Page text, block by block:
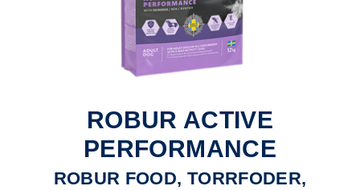
ROBUR ACTIVE
PERFORMANCE
ROBUR FOOD, TORRFODER,